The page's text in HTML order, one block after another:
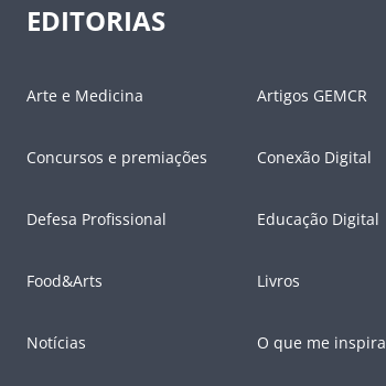
EDITORIAS
Arte e Medicina Artigos GEMCR
Concursos e premiações Conexão Digital
Defesa Profissional Educação Digital
Food&Arts Livros
Notícias O que me inspira